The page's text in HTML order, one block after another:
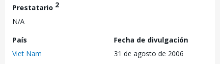
Prestatario 2
N/A
País
Viet Nam
Fecha de divulgación
31 de agosto de 2006